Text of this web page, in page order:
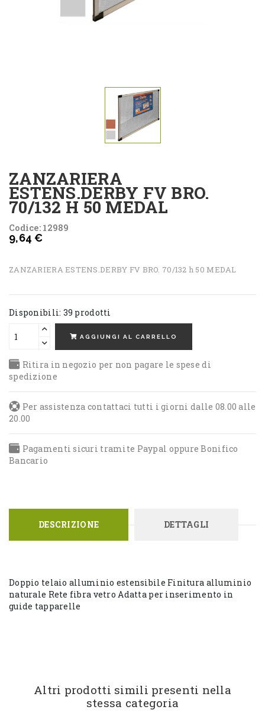
ZANZARIERA
ESTENS.DERBY FV BRO.
70/132 H 50 MEDAL
Codice: 12989
9,64 €
ZANZARIERA ESTENS.DERBY FV BRO. 70/132 h 50 MEDAL
Disponibili: 39 prodotti
AGGIUNGI AL CARRELLO
Ritira in negozio per non pagare le spese di
spedizione
Per assistenza contattaci tutti i giorni dalle 08.00 alle
20.00
Pagamenti sicuri tramite Paypal oppure Bonifico
Bancario
DESCRIZIONE DETTAGLI
Doppio telaio alluminio estensibile Finitura alluminio
naturale Rete fibra vetro Adatta per inserimento in
guide tapparelle
Altri prodotti simili presenti nella
stessa categoria